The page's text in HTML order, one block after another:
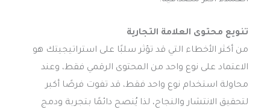
تنويع محتوى العلامة التجارية
من أكثر الأخطاء التي قد تؤثر سلبًا على استراتيجيتك هو
الاعتماد على نوع واحد من المحتوى الرقمي فقط، وعند
محاولة استخدام نوع واحد فقط، قد تفوت فرصًا أكبر
لتحقيق الانتشار والنجاح، لذا يُنصح دائمًا بتجربة ودمج